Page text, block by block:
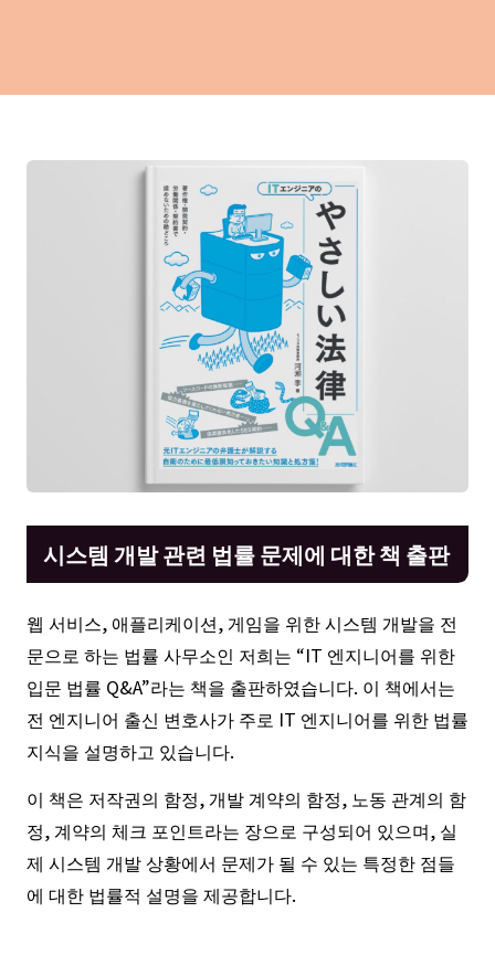
시스템 개발 관련 법률 문제에 대한 책 출판
웹 서비스, 애플리케이션, 게임을 위한 시스템 개발을 전
문으로 하는 법률 사무소인 저희는 “IT 엔지니어를 위한
입문 법률 Q&A”라는 책을 출판하였습니다. 이 책에서는
전 엔지니어 출신 변호사가 주로 IT 엔지니어를 위한 법률
지식을 설명하고 있습니다.
이 책은 저작권의 함정, 개발 계약의 함정, 노동 관계의 함
정, 계약의 체크 포인트라는 장으로 구성되어 있으며, 실
제 시스템 개발 상황에서 문제가 될 수 있는 특정한 점들
에 대한 법률적 설명을 제공합니다.